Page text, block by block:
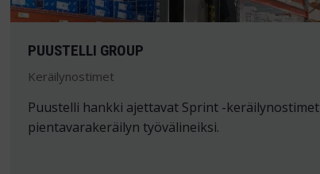
PUUSTELLI GROUP
Keräilynostimet
Puustelli hankki ajettavat Sprint -keräilynostimet
pientavarakeräilyn työvälineiksi.